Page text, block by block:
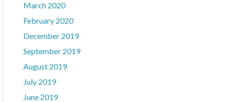
March 2020
February 2020
December 2019
September 2019
August 2019
July 2019
June 2019